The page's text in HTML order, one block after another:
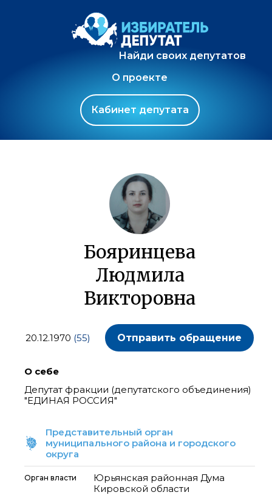
Найди своих депутатов
О проекте
Кабинет депутата
Бояринцева
Людмила
Викторовна
20.12.1970 (55) Отправить обращение
О себе
Депутат фракции (депутатского объединения)
"ЕДИНАЯ РОССИЯ"
Представительный орган
муниципального района и городского
округа
Орган власти
Юрьянская районная Дума
Кировской области